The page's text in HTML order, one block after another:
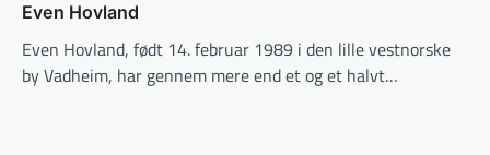
Even Hovland
Even Hovland, født 14. februar 1989 i den lille vestnorske
by Vadheim, har gennem mere end et og et halvt…